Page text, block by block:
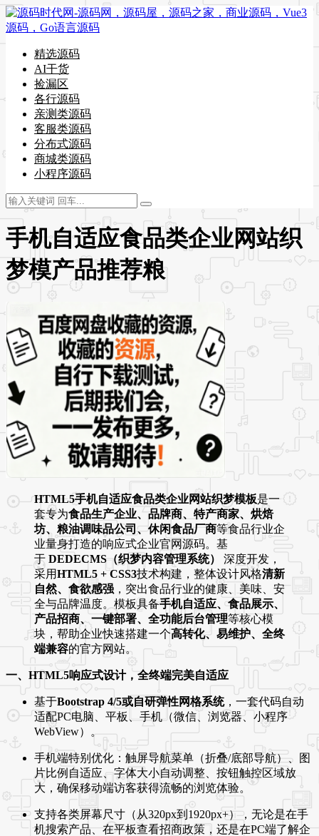
精选源码
AI干货
捡漏区
各行源码
亲测类源码
客服类源码
分布式源码
商城类源码
小程序源码
手机自适应食品类企业网站织
梦模产品推荐粮
HTML5手机自适应食品类企业网站织梦模板是一
套专为食品生产企业、品牌商、特产商家、烘焙
坊、粮油调味品公司、休闲食品厂商等食品行业企
业量身打造的响应式企业官网源码。基
于 DEDECMS（织梦内容管理系统）
深度开发，
采用HTML5 + CSS3技术构建，整体设计风格清新
自然、食欲感强 ，突出食品行业的健康、美味、安
全与品牌温度。模板具备手机自适应、食品展示、
产品招商、一键部署、全功能后台管理等核心模
块，帮助企业快速搭建一个高转化、易维护、全终
端兼容的官方网站。
一、HTML5响应式设计，全终端完美自适应
基于Bootstrap 4/5或自研弹性网格系统，一套代码自动
适配PC电脑、平板、手机（微信、浏览器、小程序
WebView）。
手机端特别优化：触屏导航菜单（折叠/底部导航）、图
片比例自适应、字体大小自动调整、按钮触控区域放
大，确保移动端访客获得流畅的浏览体验。
支持各类屏幕尺寸（从320px到1920px+），无论是在手
机搜索产品、在平板查看招商政策，还是在PC端了解企